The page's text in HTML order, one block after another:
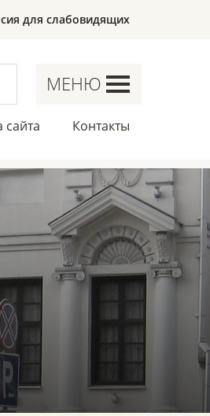
для слабовидящих
МЕНЮ
сайта Контакты